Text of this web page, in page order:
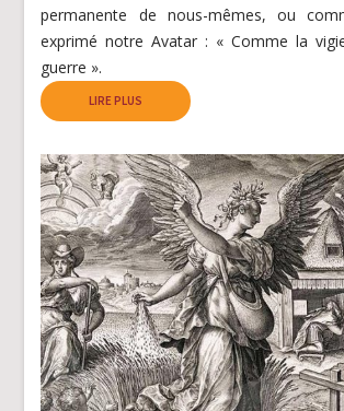
permanente de nous-mêmes, ou
exprimé notre Avatar : « Comme la
guerre ».
LIRE PLUS